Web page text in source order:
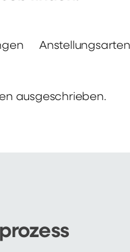
Anstellungsarten
ausgeschrieben.